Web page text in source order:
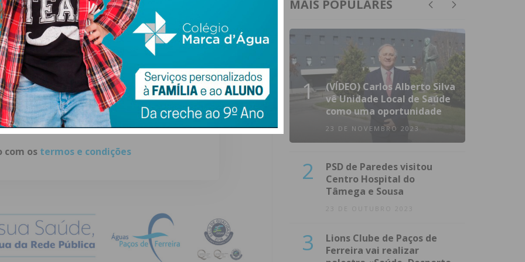
do Imediato
e obtenha de forma regular a informação
atualizada.
com os termos e condições
MAIS POPULARES
1
(VÍDEO) Carlos Alberto Silva
vê Unidade Local de Saúde
como uma oportunidade
23 DE NOVEMBRO 2023
2
PSD de Paredes visitou
Centro Hospital do
Tâmega e Sousa
23 DE OUTUBRO 2023
3
Lions Clube de Paços de
Ferreira vai realizar